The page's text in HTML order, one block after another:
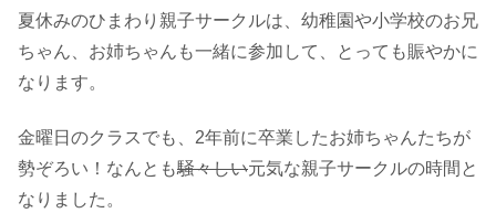
夏休みのひまわり親子サークルは、幼稚園や小学校のお兄
ちゃん、お姉ちゃんも一緒に参加して、とっても賑やかに
なります。
金曜日のクラスでも、2年前に卒業したお姉ちゃんたちが
勢ぞろい！なんとも騒々しい元気な親子サークルの時間と
なりました。